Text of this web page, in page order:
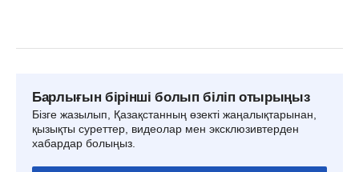
Барлығын бірінші болып біліп отырыңыз
Бізге жазылып, Қазақстанның өзекті жаңалықтарынан,
қызықты суреттер, видеолар мен эксклюзивтерден
хабардар болыңыз.